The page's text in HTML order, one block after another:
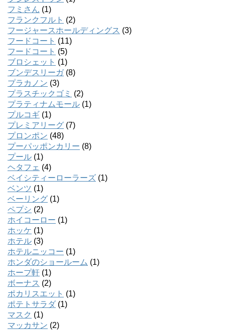
フミさん (1)
フランクフルト (2)
フージャースホールディングス (3)
フードコート (11)
フードコート (5)
ブロシェット (1)
ブンデスリーガ(8)
プラカノン (3)
プラスチックゴミ (2)
プラティナムモール (1)
プルコギ (1)
プレミアリーグ (7)
プロンポン (48)
プーパッポンカリー (8)
プール (1)
ヘタフェ (4)
ベイシティーローラーズ (1)
ベンツ (1)
ベーリング (1)
ペプシ (2)
ホイコーロー (1)
ホッケ (1)
ホテル (3)
ホテルニッコー (1)
ホンダのショールーム (1)
ホープ軒 (1)
ボーナス (2)
ポカリスエット (1)
ポテトサラダ (1)
マスク (1)
マッカサン (2)